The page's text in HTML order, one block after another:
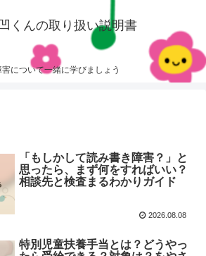
くんの取り扱い説明書
について一緒に学びましょう
「もしかして読み書き障害？」と
思ったら、まず何をすればいい？
相談先と検査まるわかりガイド
2026.08.08
特別児童扶養手当とは？どうやっ